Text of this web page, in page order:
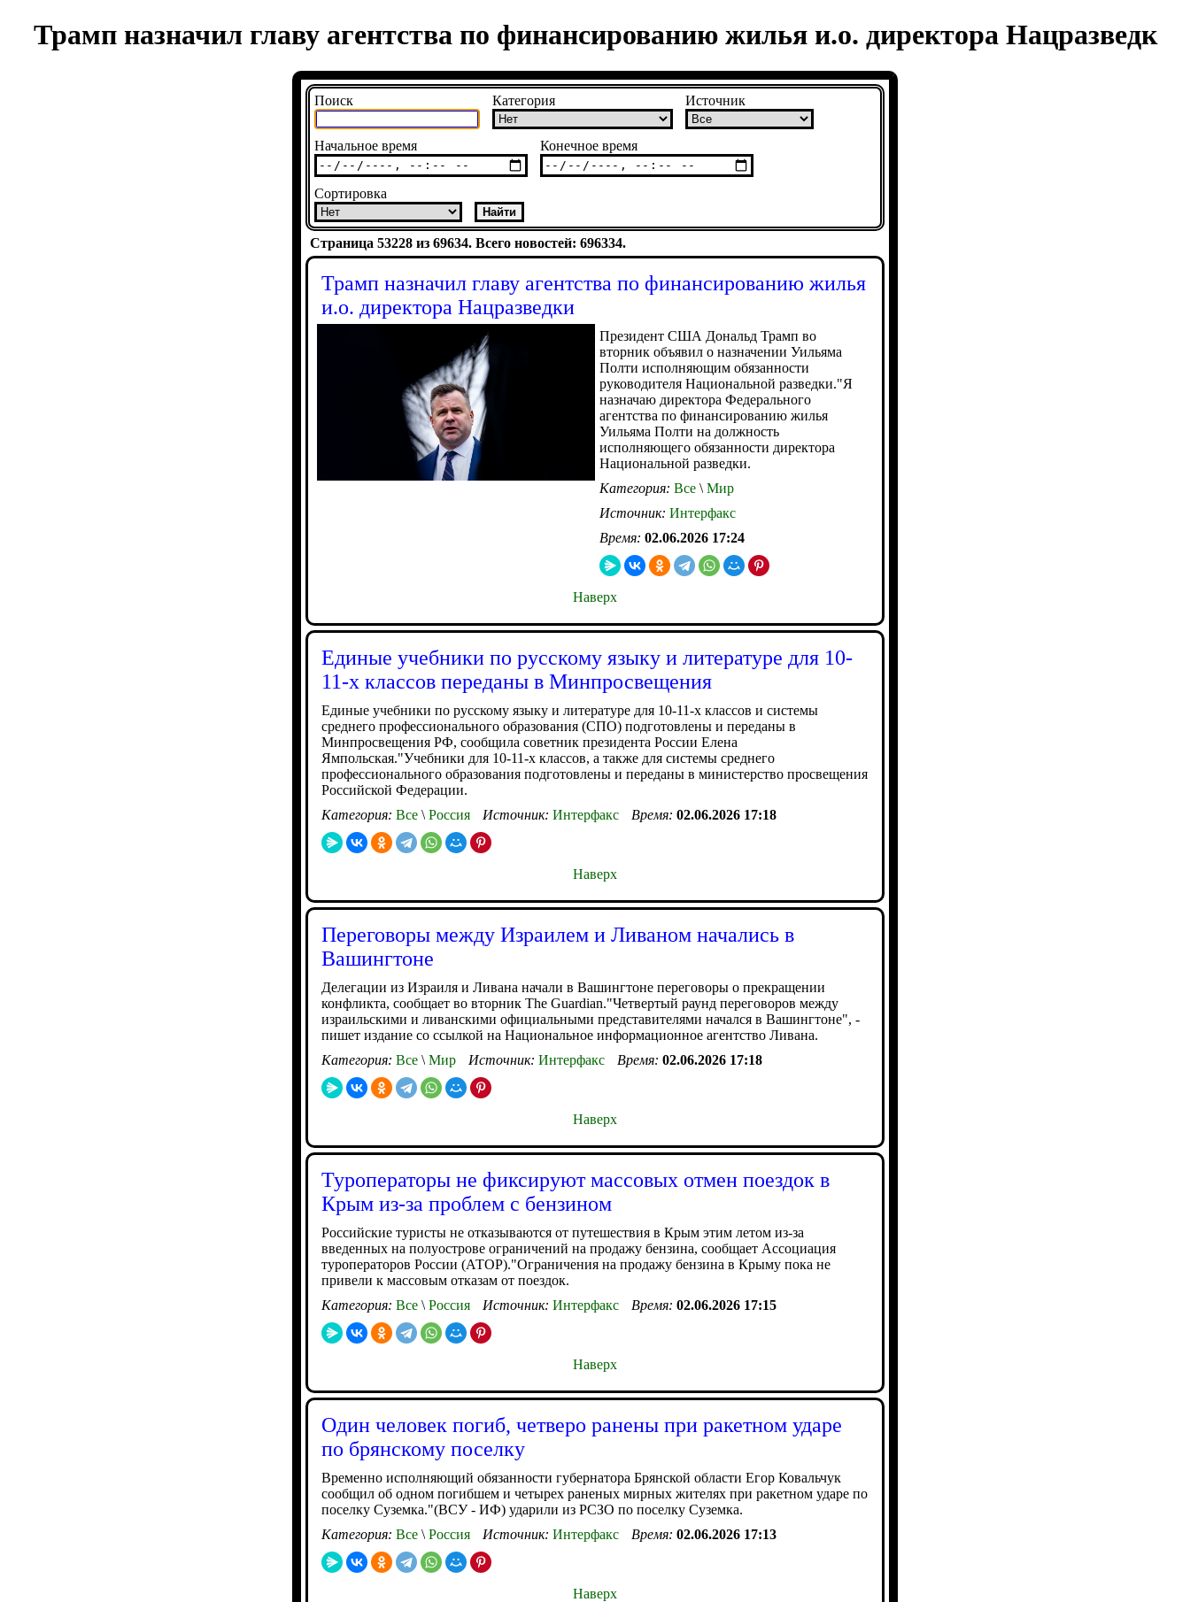
Трамп назначил главу агентства по финансированию жилья и.о. директора Нацразведк
Поиск Категория Источник
Начальное время Конечное время
Сортировка
Страница 53228 из 69634. Всего новостей: 696334.
Трамп назначил главу агентства по финансированию жилья
и.о. директора Нацразведки
Президент США Дональд Трамп во
вторник объявил о назначении Уильяма
Полти исполняющим обязанности
руководителя Национальной разведки."Я
назначаю директора Федерального
агентства по финансированию жилья
Уильяма Полти на должность
исполняющего обязанности директора
Национальной разведки.
Категория: Все \ Мир
Источник: Интерфакс
Время: 02.06.2026 17:24
Наверх
Единые учебники по русскому языку и литературе для 10-
11-х классов переданы в Минпросвещения
Единые учебники по русскому языку и литературе для 10-11-х классов и системы
среднего профессионального образования (СПО) подготовлены и переданы в
Минпросвещения РФ, сообщила советник президента России Елена
Ямпольская."Учебники для 10-11-х классов, а также для системы среднего
профессионального образования подготовлены и переданы в министерство просвещения
Российской Федерации.
Категория: Все \ Россия Источник: Интерфакс Время: 02.06.2026 17:18
Наверх
Переговоры между Израилем и Ливаном начались в
Вашингтоне
Делегации из Израиля и Ливана начали в Вашингтоне переговоры о прекращении
конфликта, сообщает во вторник The Guardian."Четвертый раунд переговоров между
израильскими и ливанскими официальными представителями начался в Вашингтоне", -
пишет издание со ссылкой на Национальное информационное агентство Ливана.
Категория: Все \ Мир Источник: Интерфакс Время: 02.06.2026 17:18
Наверх
Туроператоры не фиксируют массовых отмен поездок в
Крым из-за проблем с бензином
Российские туристы не отказываются от путешествия в Крым этим летом из-за
введенных на полуострове ограничений на продажу бензина, сообщает Ассоциация
туроператоров России (АТОР)."Ограничения на продажу бензина в Крыму пока не
привели к массовым отказам от поездок.
Категория: Все \ Россия Источник: Интерфакс Время: 02.06.2026 17:15
Наверх
Один человек погиб, четверо ранены при ракетном ударе
по брянскому поселку
Временно исполняющий обязанности губернатора Брянской области Егор Ковальчук
сообщил об одном погибшем и четырех раненых мирных жителях при ракетном ударе по
поселку Суземка."(ВСУ - ИФ) ударили из РСЗО по поселку Суземка.
Категория: Все \ Россия Источник: Интерфакс Время: 02.06.2026 17:13
Наверх